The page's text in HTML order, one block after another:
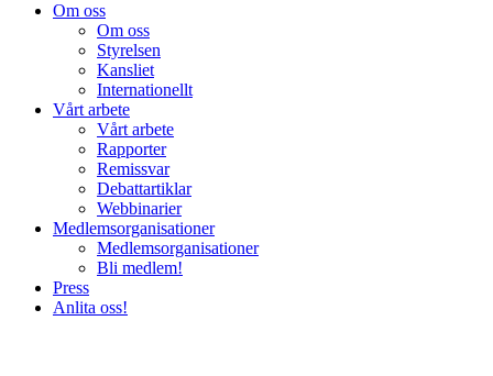
Om oss
Om oss
Styrelsen
Kansliet
Internationellt
Vårt arbete
Vårt arbete
Rapporter
Remissvar
Debattartiklar
Webbinarier
Medlemsorganisationer
Medlemsorganisationer
Bli medlem!
Press
Anlita oss!